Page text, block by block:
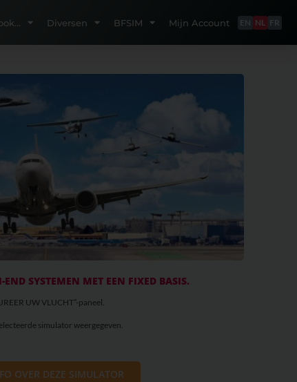
Diversen BFSIM Mijn Account EN NL FR
SYSTEMEN MET EEN FIXED BASIS.
UW VLUCHT”-paneel.
simulator weergegeven.
OVER DEZE SIMULATOR